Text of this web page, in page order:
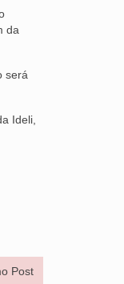
da
será
Ideli,
Post